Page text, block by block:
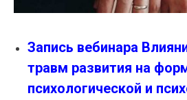
Запись вебинара
травм развития на
психологической и